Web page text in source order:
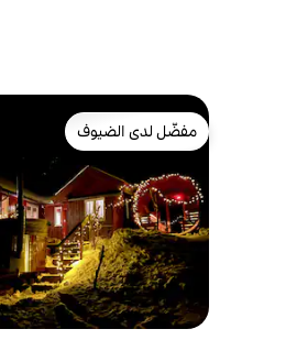
مفضّل لدى الضيوف
مفضّل لدى الضيوف